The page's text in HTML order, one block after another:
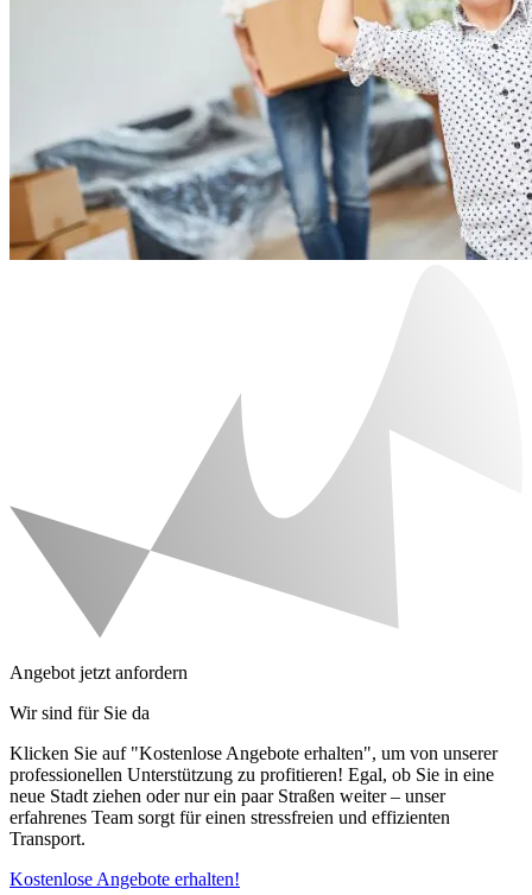
Angebot jetzt anfordern
Wir sind für Sie da
Klicken Sie auf "Kostenlose Angebote erhalten", um von unserer
professionellen Unterstützung zu profitieren! Egal, ob Sie in eine
neue Stadt ziehen oder nur ein paar Straßen weiter – unser
erfahrenes Team sorgt für einen stressfreien und effizienten
Transport.
Kostenlose Angebote erhalten!